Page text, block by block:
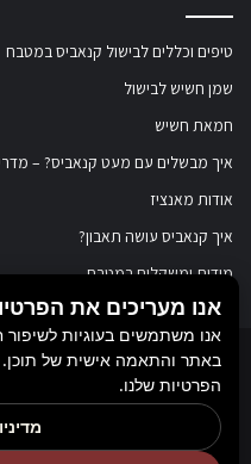
טיפים וכללים לבישול קנאביס במטבח
שמן חשיש לבישול
חמאת חשיש
איך מבשלים עם מעט קנאביס? –
אודות מאנציז
איך קנאביס עושה תאבון?
מידות ומשקלים במטבח
© כל הזכויות שמורות למאנציז
רופא או רוקח בטרם רכישת תכשיר
השימוש בתכשיר. מומלץ להתייעץ
אנו מעריכים את
אנו משתמשים בעוגיות לשיפור
באתר והתאמה אישית של תוכן.
הפרטיות שלנו.